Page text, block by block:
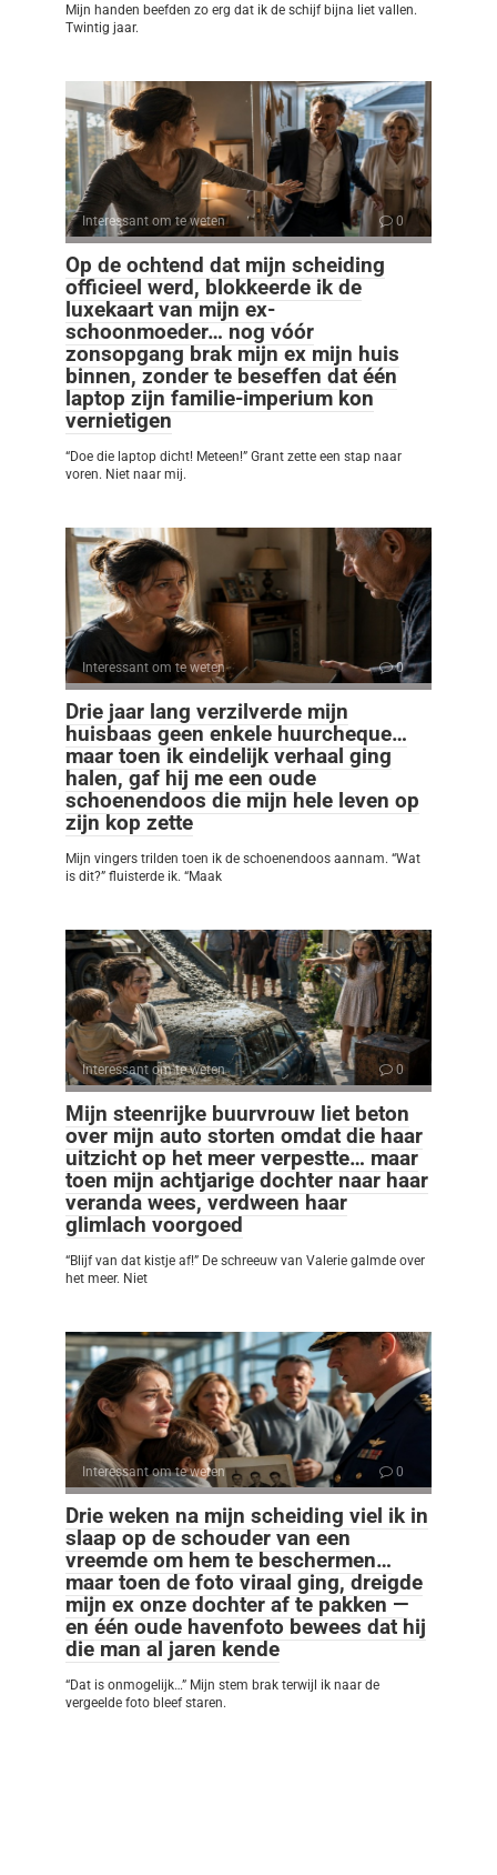
Mijn handen beefden zo erg dat ik de schijf bijna liet vallen.
Twintig jaar.
Interessant om te weten 0
Op de ochtend dat mijn scheiding
officieel werd, blokkeerde ik de
luxekaart van mijn ex-
schoonmoeder… nog vóór
zonsopgang brak mijn ex mijn huis
binnen, zonder te beseffen dat één
laptop zijn familie-imperium kon
vernietigen
“Doe die laptop dicht! Meteen!” Grant zette een stap naar
voren. Niet naar mij.
Interessant om te weten 0
Drie jaar lang verzilverde mijn
huisbaas geen enkele huurcheque…
maar toen ik eindelijk verhaal ging
halen, gaf hij me een oude
schoenendoos die mijn hele leven op
zijn kop zette
Mijn vingers trilden toen ik de schoenendoos aannam. “Wat
is dit?” fluisterde ik. “Maak
Interessant om te weten 0
Mijn steenrijke buurvrouw liet beton
over mijn auto storten omdat die haar
uitzicht op het meer verpestte… maar
toen mijn achtjarige dochter naar haar
veranda wees, verdween haar
glimlach voorgoed
“Blijf van dat kistje af!” De schreeuw van Valerie galmde over
het meer. Niet
Interessant om te weten 0
Drie weken na mijn scheiding viel ik in
slaap op de schouder van een
vreemde om hem te beschermen…
maar toen de foto viraal ging, dreigde
mijn ex onze dochter af te pakken —
en één oude havenfoto bewees dat hij
die man al jaren kende
“Dat is onmogelijk…” Mijn stem brak terwijl ik naar de
vergeelde foto bleef staren.